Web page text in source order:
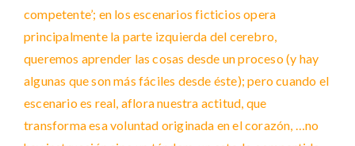
competente’; en los escenarios ficticios opera
principalmente la parte izquierda del cerebro,
queremos aprender las cosas desde un proceso (y hay
algunas que son más fáciles desde éste); pero cuando el
escenario es real, aflora nuestra actitud, que
transforma esa voluntad originada en el corazón, …no